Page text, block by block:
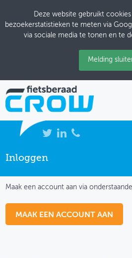
Deze website gebruikt
bezoekerstatistieken te meten via
via sociale media te tonen en te
Melding
NIEUWS
Inloggen
Maak een account aan via
MAAK EEN ACCOUNT AAN